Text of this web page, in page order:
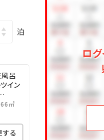
ど、色彩豊かな和定食をご
石風呂、檜風呂の3種類ずつ
泊
風呂
イン
66㎡
する
ロ